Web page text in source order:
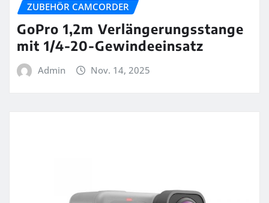
ZUBEHÖR CAMCORDER
GoPro 1,2m Verlängerungsstange
mit 1/4-20-Gewindeeinsatz
Admin Nov. 14, 2025